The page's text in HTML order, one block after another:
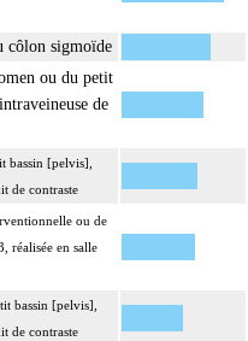
côlon sigmoïde
ou du petit
de
bassin [pelvis],
de contraste
ou de
réalisée en salle
bassin [pelvis],
de contraste